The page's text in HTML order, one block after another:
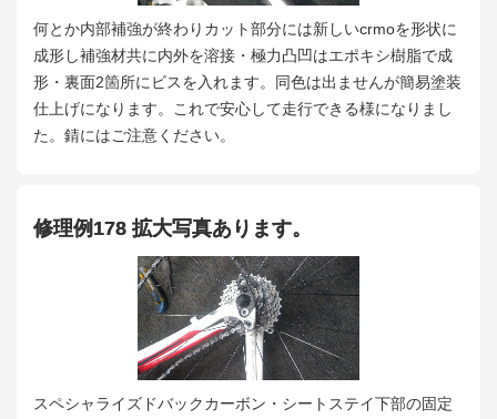
何とか内部補強が終わりカット部分には新しいcrmoを形状に
成形し補強材共に内外を溶接・極力凸凹はエポキシ樹脂で成
形・裏面2箇所にビスを入れます。同色は出ませんが簡易塗装
仕上げになります。これで安心して走行できる様になりまし
た。錆にはご注意ください。
修理例178 拡大写真あります。
スペシャライズドバックカーボン・シートステイ下部の固定